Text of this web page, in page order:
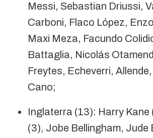
Messi, Sebastian Driussi,
Carboni, Flaco López,
Maxi Meza, Facundo
Battaglia, Nicolás
Freytes, Echeverri,
Cano;
Inglaterra (13): Harry Kane
(3), Jobe Bellingham, Jude